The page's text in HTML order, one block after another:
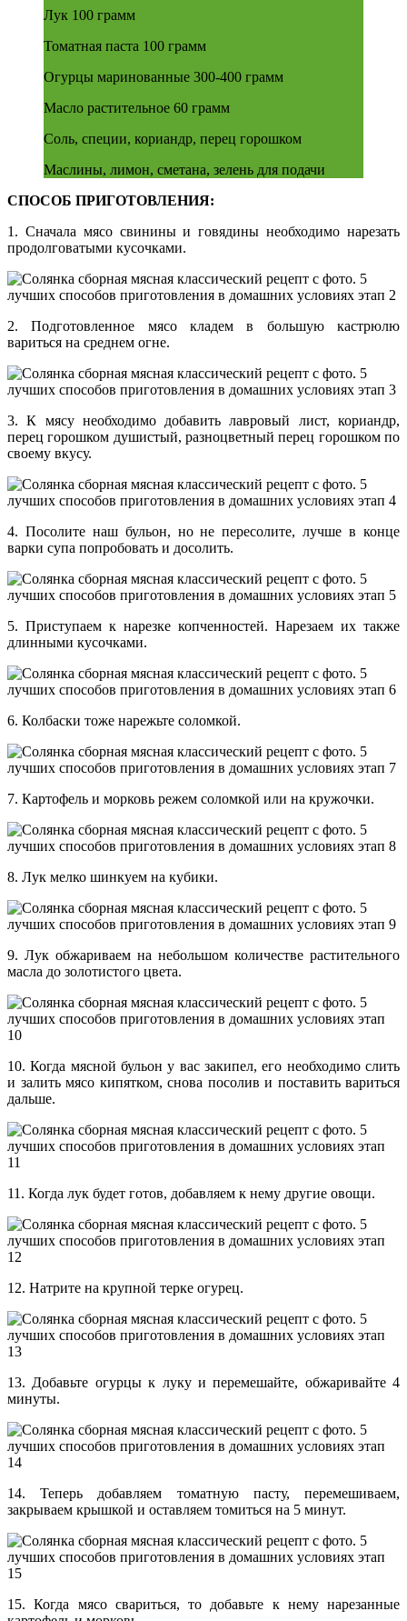
Лук 100 грамм
Томатная паста 100 грамм
Огурцы маринованные 300-400 грамм
Масло растительное 60 грамм
Соль, специи, кориандр, перец горошком
Маслины, лимон, сметана, зелень для подачи
СПОСОБ ПРИГОТОВЛЕНИЯ:
1. Сначала мясо свинины и говядины необходимо нарезать
продолговатыми кусочками.
2. Подготовленное мясо кладем в большую кастрюлю
вариться на среднем огне.
3. К мясу необходимо добавить лавровый лист, кориандр,
перец горошком душистый, разноцветный перец горошком по
своему вкусу.
4. Посолите наш бульон, но не пересолите, лучше в конце
варки супа попробовать и досолить.
5. Приступаем к нарезке копченностей. Нарезаем их также
длинными кусочками.
6. Колбаски тоже нарежьте соломкой.
7. Картофель и морковь режем соломкой или на кружочки.
8. Лук мелко шинкуем на кубики.
9. Лук обжариваем на небольшом количестве растительного
масла до золотистого цвета.
10. Когда мясной бульон у вас закипел, его необходимо слить
и залить мясо кипятком, снова посолив и поставить вариться
дальше.
11. Когда лук будет готов, добавляем к нему другие овощи.
12. Натрите на крупной терке огурец.
13. Добавьте огурцы к луку и перемешайте, обжаривайте 4
минуты.
14. Теперь добавляем томатную пасту, перемешиваем,
закрываем крышкой и оставляем томиться на 5 минут.
15. Когда мясо свариться, то добавьте к нему нарезанные